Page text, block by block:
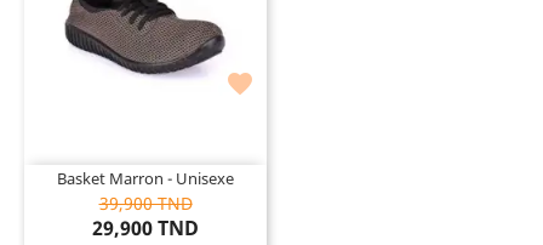

Basket Marron - Unisexe
39,900 TND
29,900 TND